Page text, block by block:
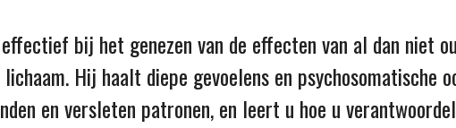
bij het genezen van de effecten van al dan niet
Hij haalt diepe gevoelens en psychosomatische
en versleten patronen, en leert u hoe u